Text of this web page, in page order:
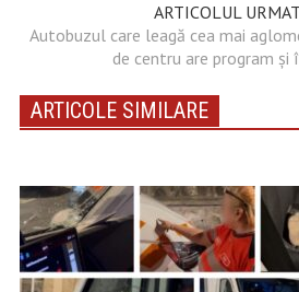
ARTICOLUL
Autobuzul care leagă cea mai
de centru are program și
ARTICOLE SIMILARE